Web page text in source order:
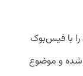
را با فیس‌بوک
گسترده‌تر شده و موضوع